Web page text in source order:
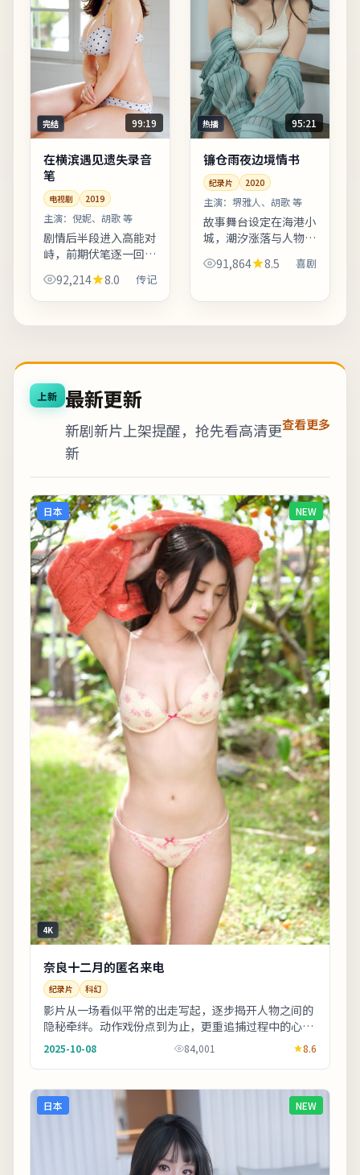
完结 99:19
在横滨遇见遗失录音
笔
电视剧 2019
主演： 倪妮、胡歌 等
剧情后半段进入高能对
峙，前期伏笔逐一回
收，观感紧凑。爱情线
并非主轴，却在关键时
92,214 8.0 传记
热播 95:21
镰仓雨夜边境情书
纪录片 2020
主演： 堺雅人、胡歌 等
故事舞台设定在海港小
城，潮汐涨落与人物命
运形成隐性呼应。片中
地名与季节意象反复出
91,864 8.5 喜剧
上新 最新更新
新剧新片上架提醒，抢先看高清更
新
查看更多
日本 NEW
4K
奈良十二月的匿名来电
纪录片 科幻
影片从一场看似平常的出走写起，逐步揭开人物之间的
隐秘牵绊。动作戏份点到为止，更重追捕过程中的心理
博弈。友情提示：部分镜头闪烁较快，光敏人群请酌
2025-10-08 84,001 8.6
日本 NEW